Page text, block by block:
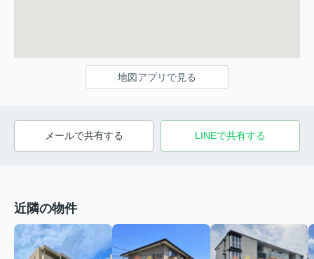
地図アプリで見る
メールで共有する LINEで共有する
近隣の物件